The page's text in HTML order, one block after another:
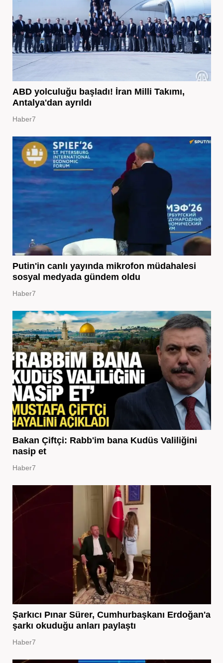
ABD yolculuğu başladı! İran Milli Takımı,
Antalya'dan ayrıldı
Haber7
Putin'in canlı yayında mikrofon müdahalesi
sosyal medyada gündem oldu
Haber7
Bakan Çiftçi: Rabb'im bana Kudüs Valiliğini
nasip et
Haber7
Şarkıcı Pınar Sürer, Cumhurbaşkanı Erdoğan'a
şarkı okuduğu anları paylaştı
Haber7